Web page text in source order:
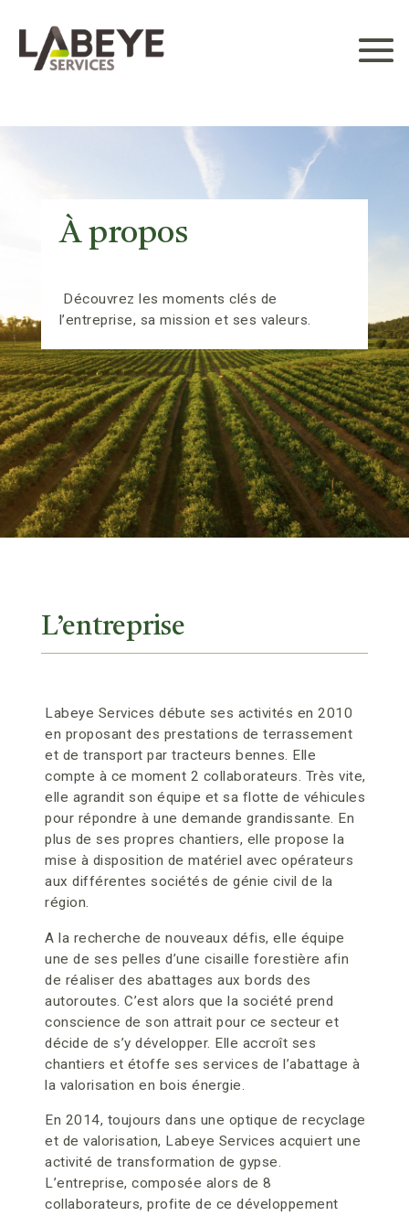
À propos
Découvrez les moments clés de
l’entreprise, sa mission et ses valeurs.
L’entreprise
Labeye Services débute ses activités en 2010
en proposant des prestations de terrassement
et de transport par tracteurs bennes. Elle
compte à ce moment 2 collaborateurs. Très vite,
elle agrandit son équipe et sa flotte de véhicules
pour répondre à une demande grandissante. En
plus de ses propres chantiers, elle propose la
mise à disposition de matériel avec opérateurs
aux différentes sociétés de génie civil de la
région.
A la recherche de nouveaux défis, elle équipe
une de ses pelles d’une cisaille forestière afin
de réaliser des abattages aux bords des
autoroutes. C’est alors que la société prend
conscience de son attrait pour ce secteur et
décide de s’y développer. Elle accroît ses
chantiers et étoffe ses services de l’abattage à
la valorisation en bois énergie.
En 2014, toujours dans une optique de recyclage
et de valorisation, Labeye Services acquiert une
activité de transformation de gypse.
L’entreprise, composée alors de 8
collaborateurs, profite de ce développement